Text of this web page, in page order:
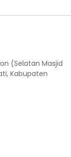
(Selatan Masjid
Kabupaten